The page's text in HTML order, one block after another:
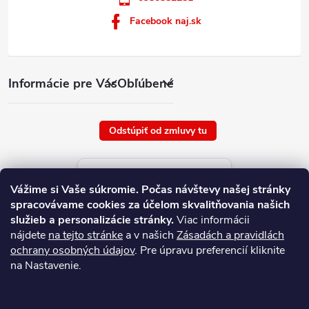
Vážime si Vaše súkromie. Počas návštevy našej stránky
spracovávame cookies za účelom skvalitňovania našich
služieb a personalizácie stránky.Viac informácii
nájdete na tejto stránke a v našich Zásadách a pravidlách
ochrany osobných údajov. Pre úpravu preferencií kliknite
na Nastavenie.
Informácie pre VásObľúbené
Facebook naj.sk
Odstúpiť od zmluvy tu
Aktuálne ceny tovaru
platné od : 8/8/2026